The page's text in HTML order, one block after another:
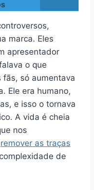
marca. Eles
apresentador
o que
fãs, só aumentava
Ele era humano,
e isso o tornava
A vida é cheia
nos
remover as traças
de